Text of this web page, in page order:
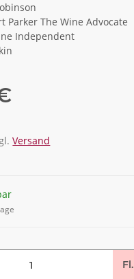
Parker The Wine Advocate
Independent
Versand
Fl.